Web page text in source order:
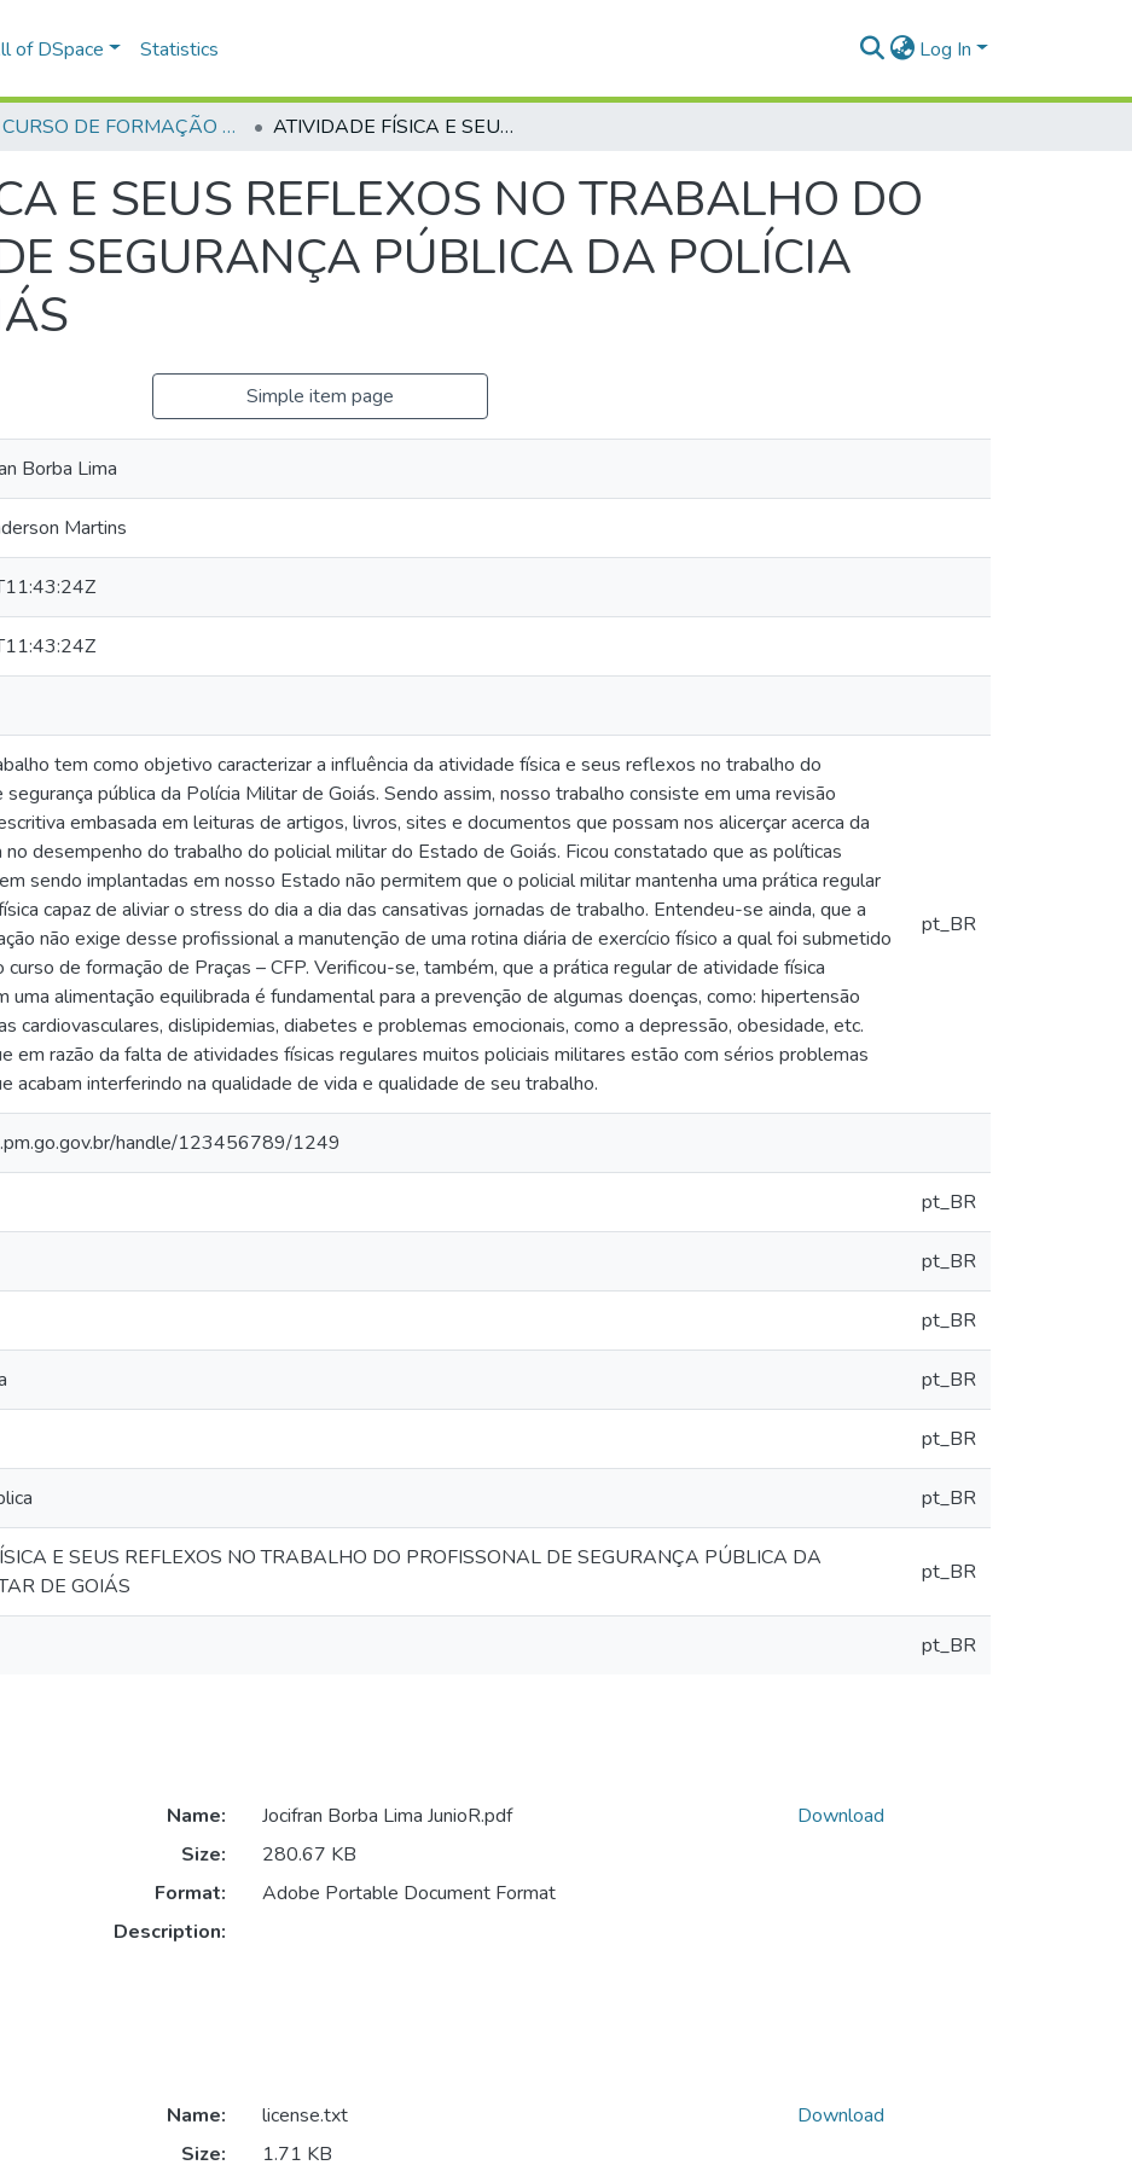
of DSpace Statistics Log In
CURSO DE FORMAÇÃO DE PRAÇAS - CFP - 2018 ATIVIDADE FÍSICA E SEUS REFLEXOS NO TRABALHO DO PROFISSONAL DE SEGURANÇA PÚBLICA DA POLÍCIA MILITAR DE GOIÁS
E SEUS REFLEXOS NO TRABALHO DO
SEGURANÇA PÚBLICA DA POLÍCIA
Simple item page
Borba Lima
Martins
tem como objetivo caracterizar a influência da atividade física e seus reflexos no trabalho do
pública da Polícia Militar de Goiás. Sendo assim, nosso trabalho consiste em uma revisão
embasada em leituras de artigos, livros, sites e documentos que possam nos alicerçar acerca da
no desempenho do trabalho do policial militar do Estado de Goiás. Ficou constatado que as políticas
sendo implantadas em nosso Estado não permitem que o policial militar mantenha uma prática regular
capaz de aliviar o stress do dia a dia das cansativas jornadas de trabalho. Entendeu-se ainda, que a
não exige desse profissional a manutenção de uma rotina diária de exercício físico a qual foi submetido
de formação de Praças – CFP. Verificou-se, também, que a prática regular de atividade física
uma alimentação equilibrada é fundamental para a prevenção de algumas doenças, como: hipertensão
cardiovasculares, dislipidemias, diabetes e problemas emocionais, como a depressão, obesidade, etc.
em razão da falta de atividades físicas regulares muitos policiais militares estão com sérios problemas
acabam interferindo na qualidade de vida e qualidade de seu trabalho.
pt_BR
handle/123456789/1249
pt_BR
pt_BR
pt_BR
pt_BR
pt_BR
pt_BR
E SEUS REFLEXOS NO TRABALHO DO PROFISSONAL DE SEGURANÇA PÚBLICA DA
DE GOIÁS
pt_BR
pt_BR
Name:
Jocifran Borba Lima JunioR.pdf
Size:
280.67 KB
Format:
Adobe Portable Document Format
Description:
Download
Name:
license.txt
Size:
1.71 KB
Download